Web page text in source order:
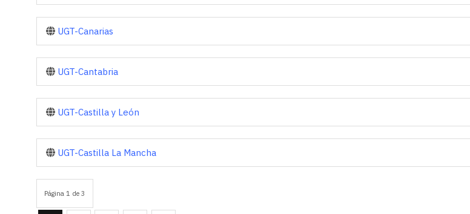
UGT-Canarias
UGT-Cantabria
UGT-Castilla y León
UGT-Castilla La Mancha
Página 1 de 3